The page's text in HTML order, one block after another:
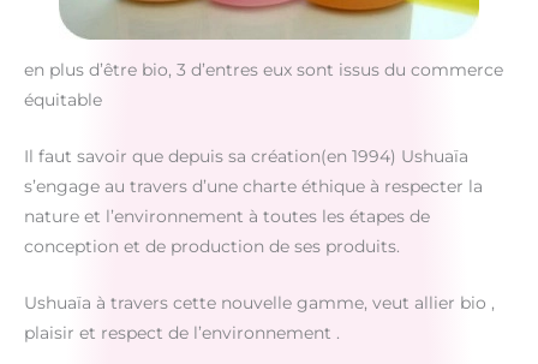
en plus d’être bio, 3 d’entres eux sont issus du commerce
équitable
Il faut savoir que depuis sa création(en 1994) Ushuaïa
s’engage au travers d’une charte éthique à respecter la
nature et l’environnement à toutes les étapes de
conception et de production de ses produits.
Ushuaïa à travers cette nouvelle gamme, veut allier bio ,
plaisir et respect de l’environnement .